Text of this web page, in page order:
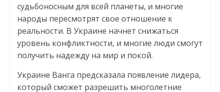
судьбоносным для всей планеты, и многие
народы пересмотрят свое отношение к
реальности. В Украине начнет снижаться
уровень конфликтности, и многие люди смогут
получить надежду на мир и покой.
Украине Ванга предсказала появление лидера,
который сможет разрешить многолетние